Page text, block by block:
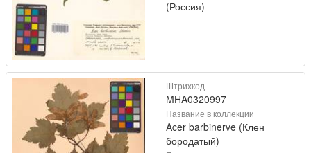
(Россия)
Штрихкод
MHA0320997
Название в коллекции
Acer barbinerve (Клен
бородатый)